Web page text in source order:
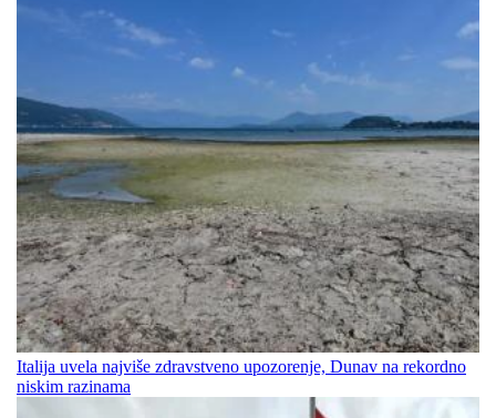
Italija uvela najviše zdravstveno upozorenje, Dunav na rekordno
niskim razinama